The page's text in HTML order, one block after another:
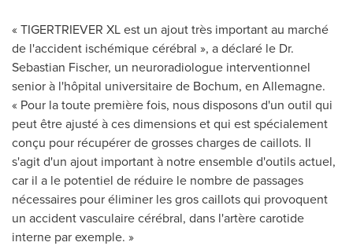
« TIGERTRIEVER XL est un ajout très important au marché
de l'accident ischémique cérébral », a déclaré le Dr.
Sebastian Fischer, un neuroradiologue interventionnel
senior à l'hôpital universitaire de Bochum, en Allemagne.
« Pour la toute première fois, nous disposons d'un outil qui
peut être ajusté à ces dimensions et qui est spécialement
conçu pour récupérer de grosses charges de caillots. Il
s'agit d'un ajout important à notre ensemble d'outils actuel,
car il a le potentiel de réduire le nombre de passages
nécessaires pour éliminer les gros caillots qui provoquent
un accident vasculaire cérébral, dans l'artère carotide
interne par exemple. »